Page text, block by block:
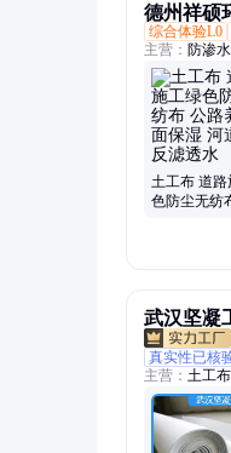
德州祥硕
综合体验L0
主营： 防渗
膜、土工布
土工布 道路
色防尘无纺
武汉坚凝
真实性已核
主营： 土工